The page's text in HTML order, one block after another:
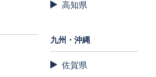
高知県
九州・沖縄
佐賀県